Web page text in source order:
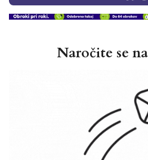
Naročite se